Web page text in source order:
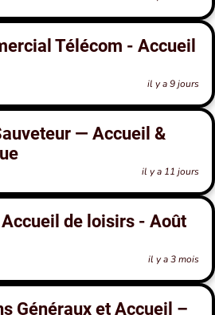
Télécom - Accueil
il y a 9 jours
— Accueil &
il y a 11 jours
de loisirs - Août
il y a 3 mois
Généraux et Accueil –